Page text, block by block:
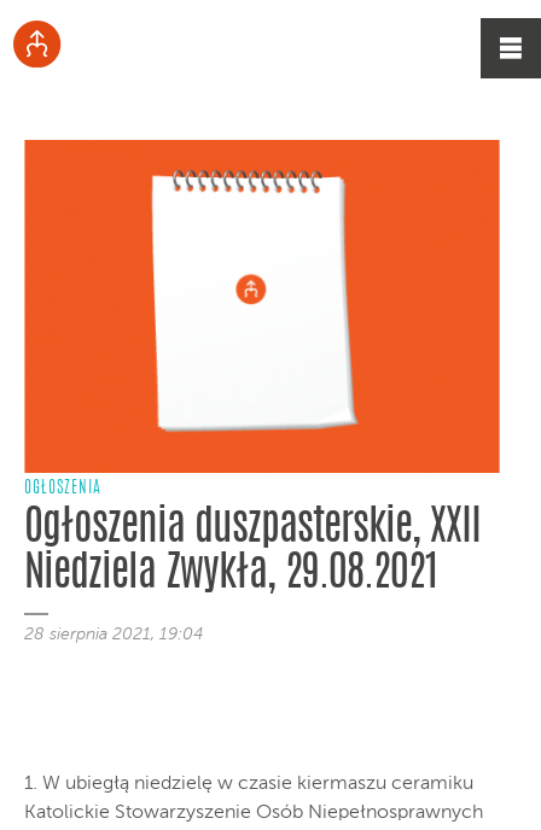
OGŁOSZENIA
Ogłoszenia duszpasterskie, XXII
Niedziela Zwykła, 29.08.2021
28 sierpnia 2021, 19:04
1. W ubiegłą niedzielę w czasie kiermaszu ceramiku
Katolickie Stowarzyszenie Osób Niepełnosprawnych